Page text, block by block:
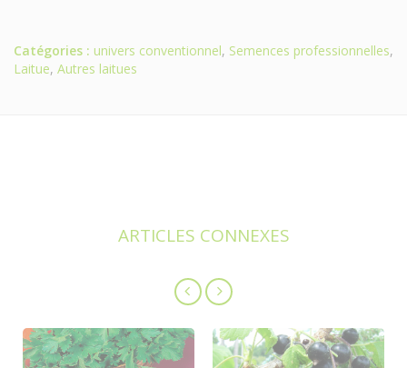
Catégories : univers conventionnel, Semences professionnelles,
Laitue, Autres laitues
ARTICLES CONNEXES